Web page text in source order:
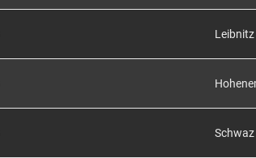
Leibnitz
Schwaz